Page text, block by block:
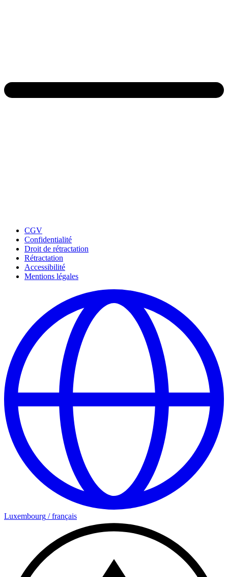
CGV
Confidentialité
Droit de rétractation
Rétractation
Accessibilité
Mentions légales
Luxembourg /français